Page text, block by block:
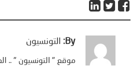
By: التونسيون
موقع " التونسيون " ..